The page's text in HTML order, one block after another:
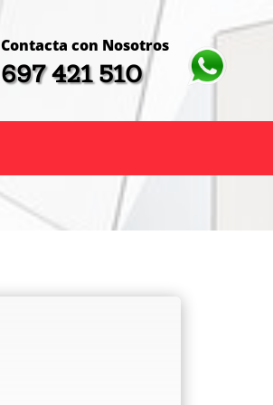
Contacta con Nosotros
697 421 510